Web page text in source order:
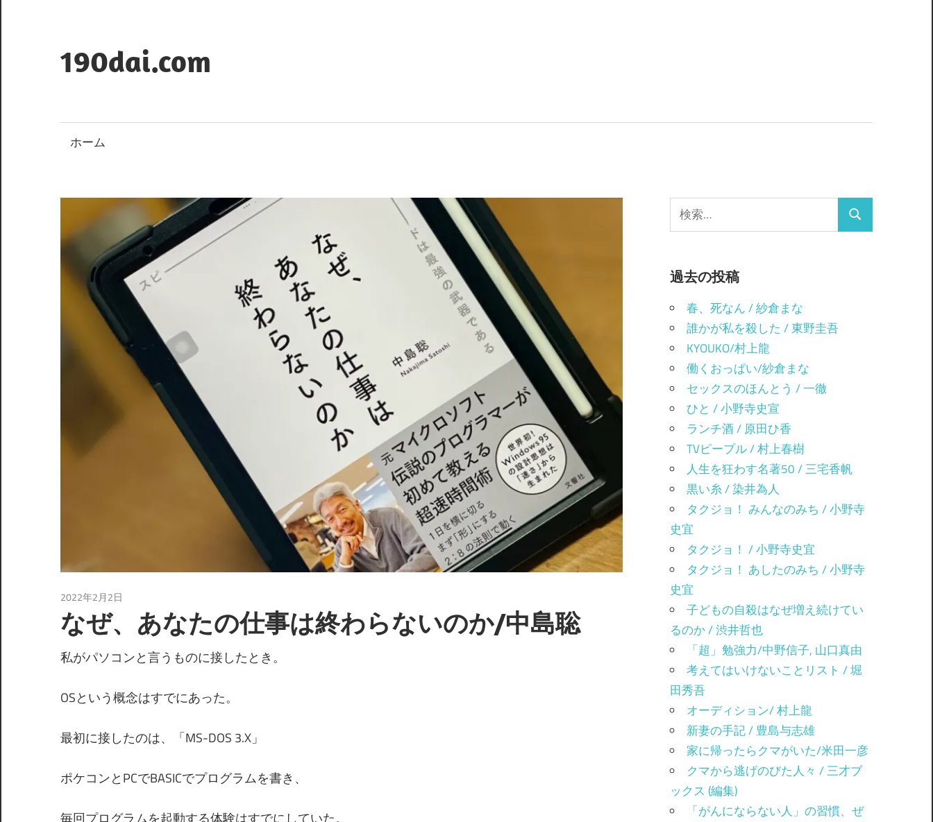
テ
ン
キ
190dai.com
ホーム
2022年2月2日
なぜ、あなたの仕事は終わらないのか/中島聡
私がパソコンと言うものに接したとき。
OSという概念はすでにあった。
最初に接したのは、「MS-DOS 3.X」
ポケコンとPCでBASICでプログラムを書き、
索:
検
過去の投稿
春、死なん / 紗倉まな
誰かが私を殺した / 東野圭吾
KYOUKO/村上龍
働くおっぱい/紗倉まな
セックスのほんとう / 一徹
ひと / 小野寺史宣
ランチ酒 / 原田ひ香
TVピープル / 村上春樹
人生を狂わす名著50 / 三宅香帆
黒い糸 / 染井為人
タクジョ！ みんなのみち / 小野寺
史宜
タクジョ！ / 小野寺史宜
タクジョ！ あしたのみち / 小野寺
史宜
子どもの自殺はなぜ増え続けてい
るのか / 渋井哲也
「超」勉強力/中野信子, 山口真由
考えてはいけないことリスト / 堀
田秀吾
オーディション/ 村上龍
新妻の手記 / 豊島与志雄
家に帰ったらクマがいた/米田一彦
クマから逃げのびた人々 / 三才ブ
ックス (編集)
「がんにならない人」の習慣、ぜ